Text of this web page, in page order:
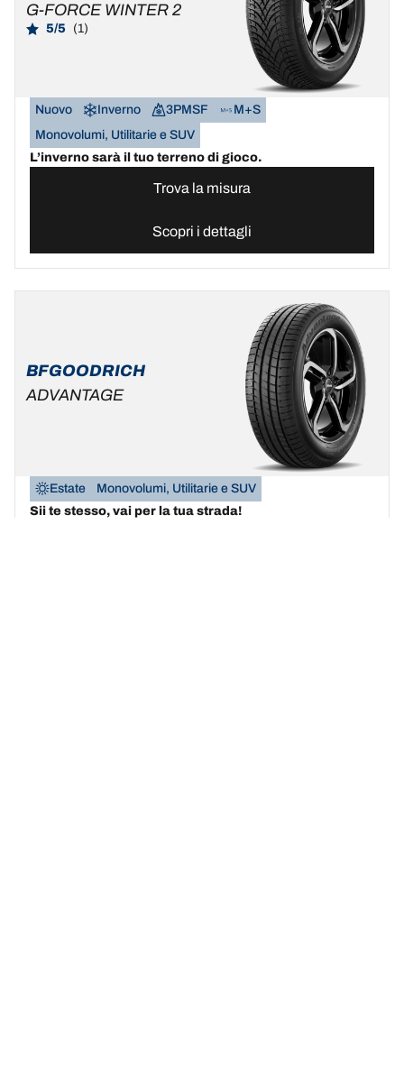
G-FORCE WINTER 2
5/5 (1)
Nuovo Inverno 3PMSF
M+S
Monovolumi, Utilitarie e SUV
L’inverno sarà il tuo terreno di gioco.
Trova la misura
Scopri i dettagli
BFGOODRICH
ADVANTAGE
Estate
Monovolumi, Utilitarie e SUV
Sii te stesso, vai per la tua strada!